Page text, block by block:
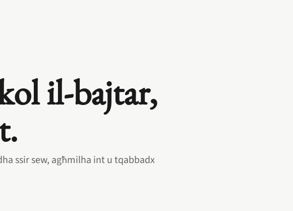
il‑bajtar,
ssir sew, agħmilha int u tqabbadx